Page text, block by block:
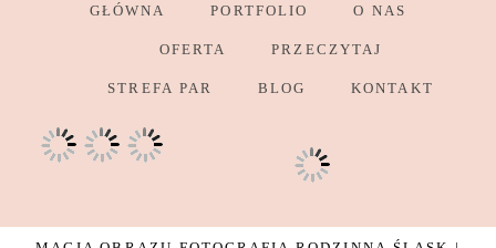
GŁÓWNA PORTFOLIO O NAS
OFERTA PRZECZYTAJ
STREFA PAR BLOG KONTAKT